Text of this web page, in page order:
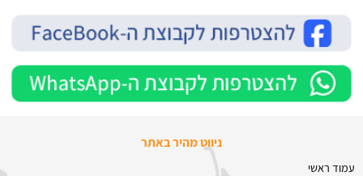
ניווט מהיר באתר
עמוד ראשי